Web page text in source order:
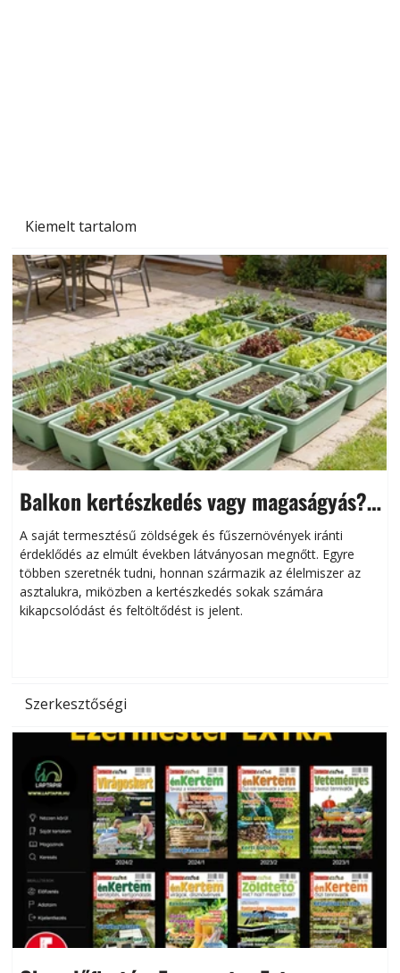
Kiemelt tartalom
Balkon kertészkedés vagy magaságyás?
Helytakarékos kertészkedés
A saját termesztésű zöldségek és fűszernövények iránti
érdeklődés az elmúlt években látványosan megnőtt. Egyre
többen szeretnék tudni, honnan származik az élelmiszer az
asztalukra, miközben a kertészkedés sokak számára
kikapcsolódást és feltöltődést is jelent.
Szerkesztőségi